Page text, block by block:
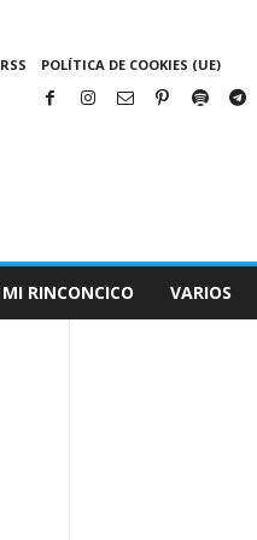
RSS POLÍTICA DE COOKIES (UE)
MI RINCONCICO VARIOS